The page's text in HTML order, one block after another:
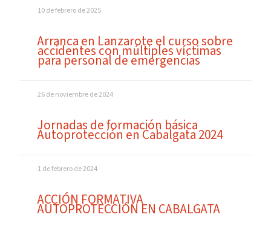
10 de febrero de 2025
Arranca en Lanzarote el curso sobre
accidentes con múltiples víctimas
para personal de emergencias
26 de noviembre de 2024
Jornadas de formación básica
Autoprotección en Cabalgata 2024
1 de febrero de 2024
ACCIÓN FORMATIVA
AUTOPROTECCIÓN EN CABALGATA